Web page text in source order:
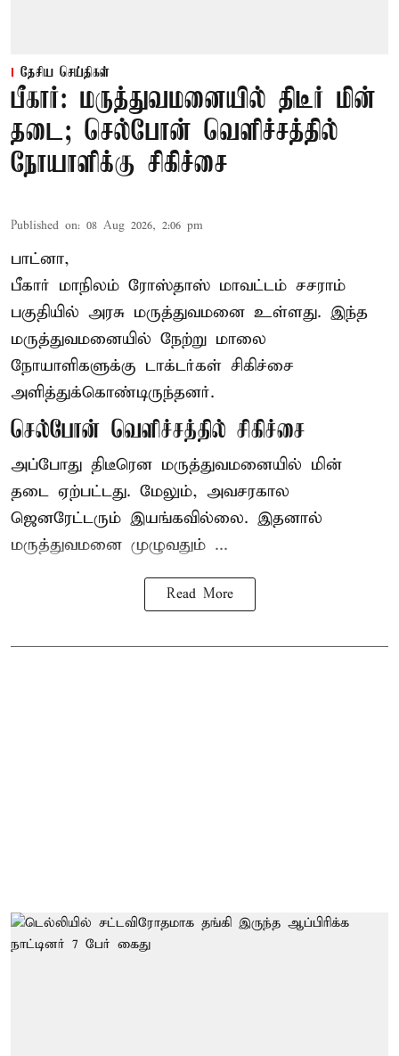
தேசிய செய்திகள்
பீகார்: மருத்துவமனையில் திடீர் மின்
தடை; செல்போன் வெளிச்சத்தில்
நோயாளிக்கு சிகிச்சை
Published on: 08 Aug 2026, 2:06 pm
பாட்னா,
பீகார் மாநிலம் ரோஸ்தாஸ் மாவட்டம் சசராம்
பகுதியில் அரசு மருத்துவமனை உள்ளது. இந்த
மருத்துவமனையில் நேற்று மாலை
நோயாளிகளுக்கு டாக்டர்கள் சிகிச்சை
அளித்துக்கொண்டிருந்தனர்.
செல்போன் வெளிச்சத்தில் சிகிச்சை
அப்போது திடீரென மருத்துவமனையில் மின்
தடை ஏற்பட்டது. மேலும், அவசரகால
ஜெனரேட்டரும் இயங்கவில்லை. இதனால்
மருத்துவமனை முழுவதும் ...
Read More